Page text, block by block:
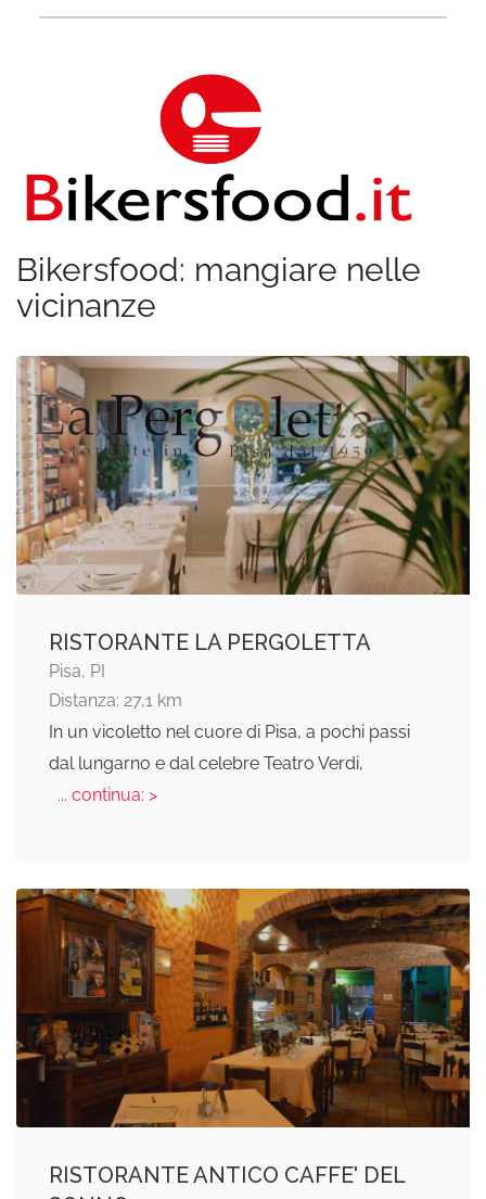
Bikersfood: mangiare nelle
vicinanze
RISTORANTE LA PERGOLETTA
Pisa, PI
Distanza: 27,1 km
In un vicoletto nel cuore di Pisa, a pochi passi
dal lungarno e dal celebre Teatro Verdi,
... continua: >
RISTORANTE ANTICO CAFFE' DEL